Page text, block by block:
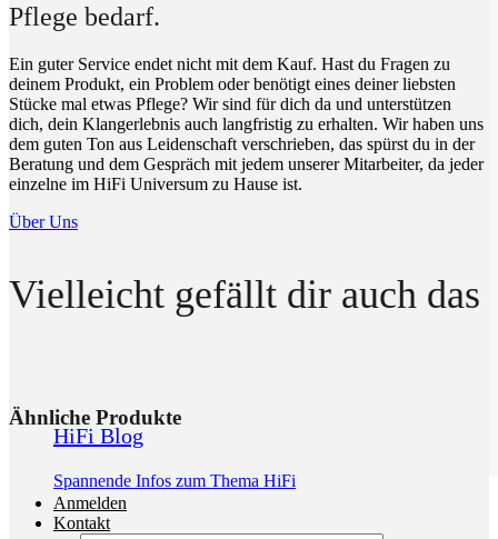
HiFi Blog
Spannende Infos zum Thema HiFi
Anmelden
Kontakt
Pflege bedarf.
Ein guter Service endet nicht mit dem Kauf. Hast du Fragen zu
deinem Produkt, ein Problem oder benötigt eines deiner liebsten
Stücke mal etwas Pflege? Wir sind für dich da und unterstützen
dich, dein Klangerlebnis auch langfristig zu erhalten. Wir haben uns
dem guten Ton aus Leidenschaft verschrieben, das spürst du in der
Beratung und dem Gespräch mit jedem unserer Mitarbeiter, da jeder
einzelne im HiFi Universum zu Hause ist.
Über Uns
Vielleicht gefällt dir auch das
Ähnliche Produkte